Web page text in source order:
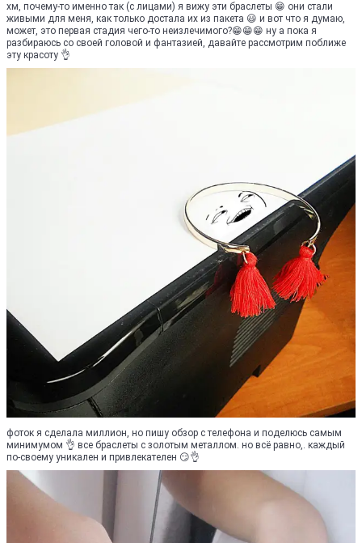
хм, почему-то именно так (с лицами) я вижу эти браслеты 😁 они стали
живыми для меня, как только достала их из пакета 😃 и вот что я думаю,
может, это первая стадия чего-то неизлечимого?😁😁😁 ну а пока я
разбираюсь со своей головой и фантазией, давайте рассмотрим поближе
эту красоту 👌
фоток я сделала миллион, но пишу обзор с телефона и поделюсь самым
минимумом 👌 все браслеты с золотым металлом. но всё равно,. каждый
по-своему уникален и привлекателен 😏👌